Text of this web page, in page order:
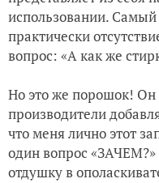
использовании.
практически
вопрос: «А как же
Но это же порошок! Он
производители
что меня лично этот
один вопрос
отдушку в